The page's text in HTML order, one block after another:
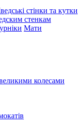
стінки та кутки
стенкам
Мати
колесами